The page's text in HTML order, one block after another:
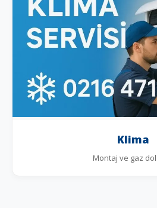
Klima
Montaj ve gaz